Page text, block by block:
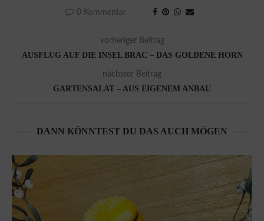
0 Kommentar
vorheriger Beitrag
AUSFLUG AUF DIE INSEL BRAC – DAS GOLDENE HORN
nächster Beitrag
GARTENSALAT – AUS EIGENEM ANBAU
DANN KÖNNTEST DU DAS AUCH MÖGEN